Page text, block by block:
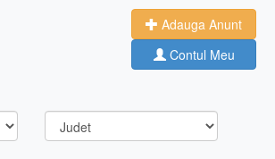
Adauga Anunt
Contul Meu